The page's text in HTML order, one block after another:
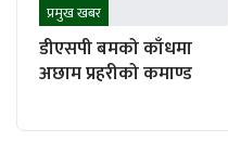
प्रमुख खबर
डीएसपी बमको काँधमा
अछाम प्रहरीको कमाण्ड